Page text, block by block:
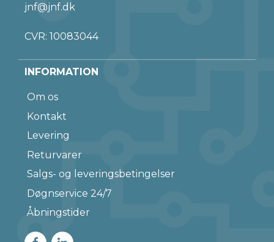
jnf@jnf.dk
CVR: 10083044
INFORMATION
Om os
Kontakt
Levering
Returvarer
Salgs- og leveringsbetingelser
Døgnservice 24/7
Åbningstider